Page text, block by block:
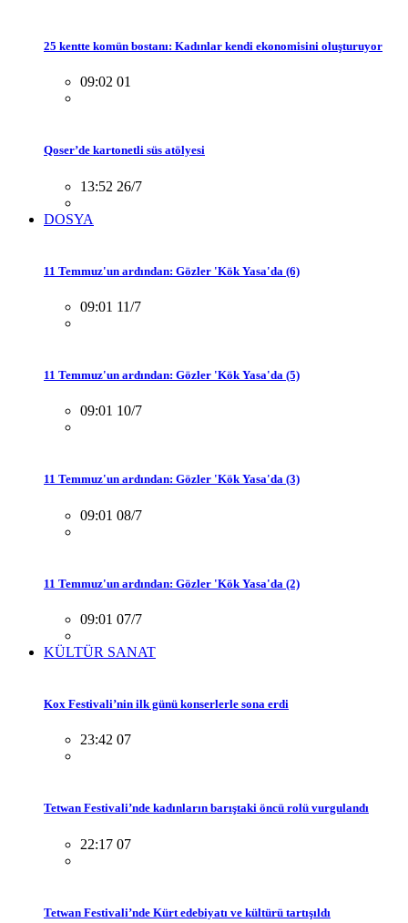
25 kentte komün bostanı: Kadınlar kendi ekonomisini oluşturuyor
09:02 01
Qoser’de kartonetli süs atölyesi
13:52 26/7
DOSYA
11 Temmuz'un ardından: Gözler 'Kök Yasa'da (6)
09:01 11/7
11 Temmuz'un ardından: Gözler 'Kök Yasa'da (5)
09:01 10/7
11 Temmuz'un ardından: Gözler 'Kök Yasa'da (3)
09:01 08/7
11 Temmuz'un ardından: Gözler 'Kök Yasa'da (2)
09:01 07/7
KÜLTÜR SANAT
Kox Festivali’nin ilk günü konserlerle sona erdi
23:42 07
Tetwan Festivali’nde kadınların barıştaki öncü rolü vurgulandı
22:17 07
Tetwan Festivali’nde Kürt edebiyatı ve kültürü tartışıldı